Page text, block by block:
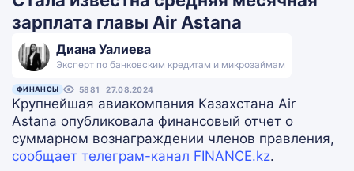
зарплата главы Air Astana
Диана Уалиева
Эксперт по банковским кредитам и микрозаймам
ФИНАНСЫ 5881 27.08.2024
Крупнейшая авиакомпания Казахстана Air
Astana опубликовала финансовый отчет о
суммарном вознаграждении членов правления,
сообщает телеграм-канал FINANCE.kz.